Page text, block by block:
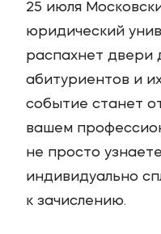
25 июля
юридический
распахнет двери
абитуриентов и
событие станет
вашем
не просто
индивидуально
к зачислению.